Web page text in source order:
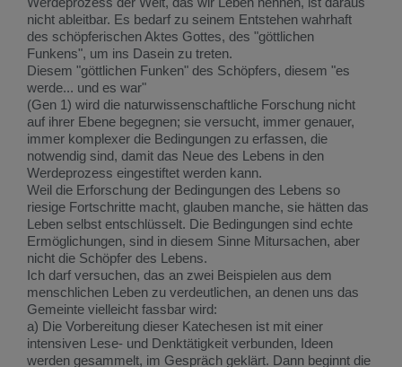
nicht ableitbar. Es bedarf zu seinem Entstehen wahrhaft
des schöpferischen Aktes Gottes, des "göttlichen
Funkens", um ins Dasein zu treten.
Diesem "göttlichen Funken" des Schöpfers, diesem "es
werde... und es war"
(Gen 1) wird die naturwissenschaftliche Forschung nicht
auf ihrer Ebene begegnen; sie versucht, immer genauer,
immer komplexer die Bedingungen zu erfassen, die
notwendig sind, damit das Neue des Lebens in den
Werdeprozess eingestiftet werden kann.
Weil die Erforschung der Bedingungen des Lebens so
riesige Fortschritte macht, glauben manche, sie hätten das
Leben selbst entschlüsselt. Die Bedingungen sind echte
Ermöglichungen, sind in diesem Sinne Mitursachen, aber
nicht die Schöpfer des Lebens.
Ich darf versuchen, das an zwei Beispielen aus dem
menschlichen Leben zu verdeutlichen, an denen uns das
Gemeinte vielleicht fassbar wird:
a) Die Vorbereitung dieser Katechesen ist mit einer
intensiven Lese- und Denktätigkeit verbunden, Ideen
werden gesammelt, im Gespräch geklärt. Dann beginnt die